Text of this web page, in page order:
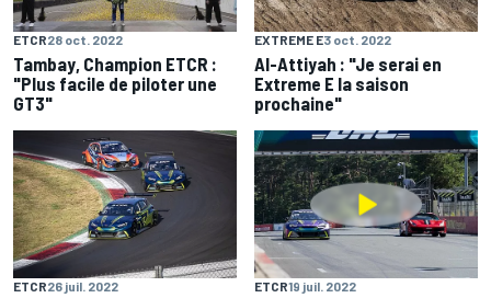
ETCR28 oct. 2022
Tambay, Champion ETCR :
"Plus facile de piloter une
GT3"
EXTREME E3 oct. 2022
Al-Attiyah : "Je serai en
Extreme E la saison
prochaine"
ETCR26 juil. 2022 ETCR19 juil. 2022